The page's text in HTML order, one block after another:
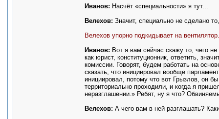
Иванов: Насчёт «специальности» я тут...
Велехов: Значит, специально не сделано
Велехов упорно подкидывает на
Иванов: Вот я вам сейчас скажу то, чего
как юрист, конституционник, ответить,
комиссии. Говорят, будем работать на
сказать, что инициировал вообще
инициировал, потому что вот Грызлов, он
территориально проходили, и когда я
неразглашении.» Ребят, ну я что?
Велехов: А чего вам в ней разглашать?